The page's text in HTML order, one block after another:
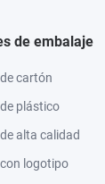
de embalaje
cartón
plástico
alta calidad
logotipo